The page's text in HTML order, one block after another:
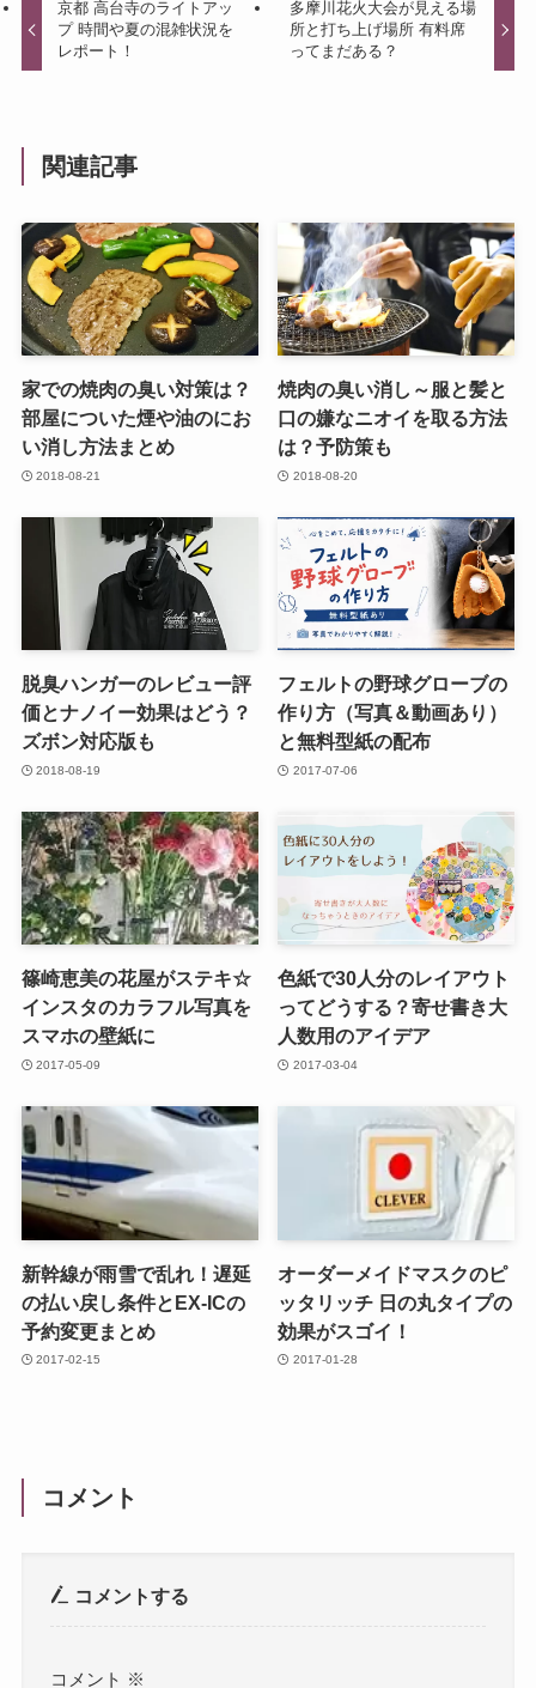
京都 高台寺のライトアッ
プ 時間や夏の混雑状況を
レポート！
多摩川花火大会が見える場
所と打ち上げ場所 有料席
ってまだある？
関連記事
家での焼肉の臭い対策は？
部屋についた煙や油のにお
い消し方法まとめ
2018-08-21
焼肉の臭い消し～服と髪と
口の嫌なニオイを取る方法
は？予防策も
2018-08-20
脱臭ハンガーのレビュー評
価とナノイー効果はどう？
ズボン対応版も
2018-08-19
フェルトの野球グローブの
作り方（写真＆動画あり）
と無料型紙の配布
2017-07-06
篠崎恵美の花屋がステキ☆
インスタのカラフル写真を
スマホの壁紙に
2017-05-09
色紙で30人分のレイアウト
ってどうする？寄せ書き大
人数用のアイデア
2017-03-04
新幹線が雨雪で乱れ！遅延
の払い戻し条件とEX-ICの
予約変更まとめ
2017-02-15
オーダーメイドマスクのピ
ッタリッチ 日の丸タイプの
効果がスゴイ！
2017-01-28
コメント
コメントする
コメント ※